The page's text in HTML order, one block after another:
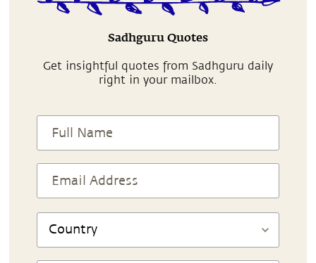
Sadhguru Quotes
Get insightful quotes from Sadhguru daily
right in your mailbox.